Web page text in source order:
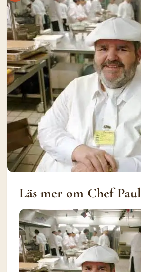
Läs mer om Chef Paul